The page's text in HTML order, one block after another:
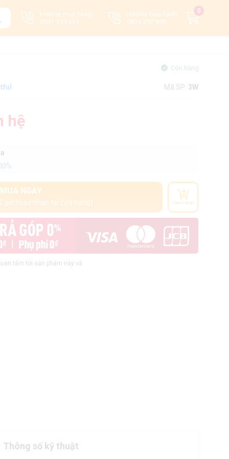
Hotline mua hàng:
0941 339 339
Hotline bảo hành:
0834 397 999
0
Còn hàng
Mã SP: 3W
hệ
MUA NGAY
giờ hoặc nhận tại cửa hàng) Thêm vào giỏ
tâm tới sản phẩm này và
Thông số kỹ thuật